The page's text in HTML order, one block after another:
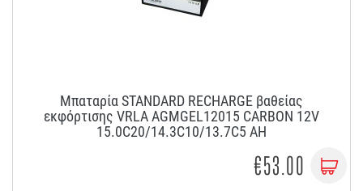
Μπαταρία STANDARD RECHARGE βαθείας
εκφόρτισης VRLA AGMGEL12015 CARBON 12V
15.0C20/14.3C10/13.7C5 AH
€53.00